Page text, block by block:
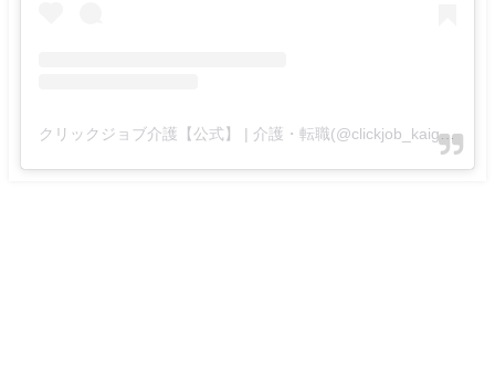
クリックジョブ介護【公式】 | 介護・転職(@clickjob_kaigo_official)がシェアした投稿